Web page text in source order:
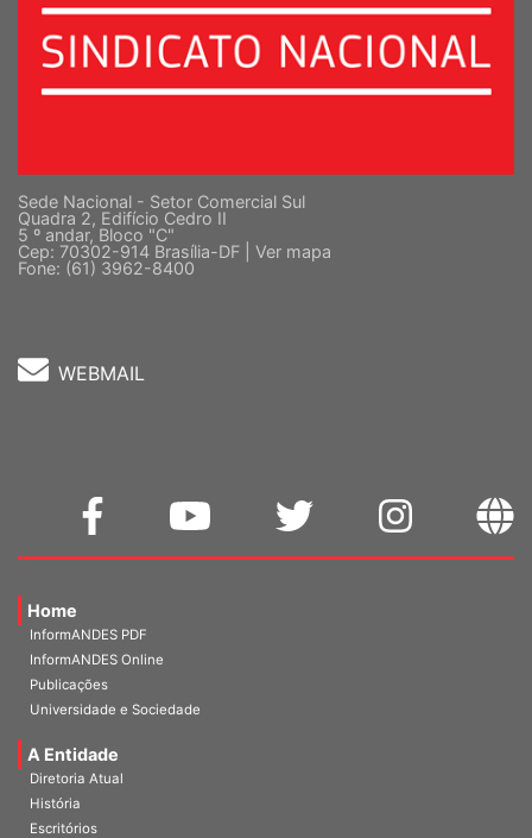
Sede Nacional - Setor Comercial Sul
Quadra 2, Edifício Cedro II
5 º andar, Bloco "C"
Cep: 70302-914 Brasília-DF | Ver mapa
Fone: (61) 3962-8400
WEBMAIL
Home
InformANDES PDF
InformANDES Online
Publicações
Universidade e Sociedade
A Entidade
Diretoria Atual
História
Escritórios